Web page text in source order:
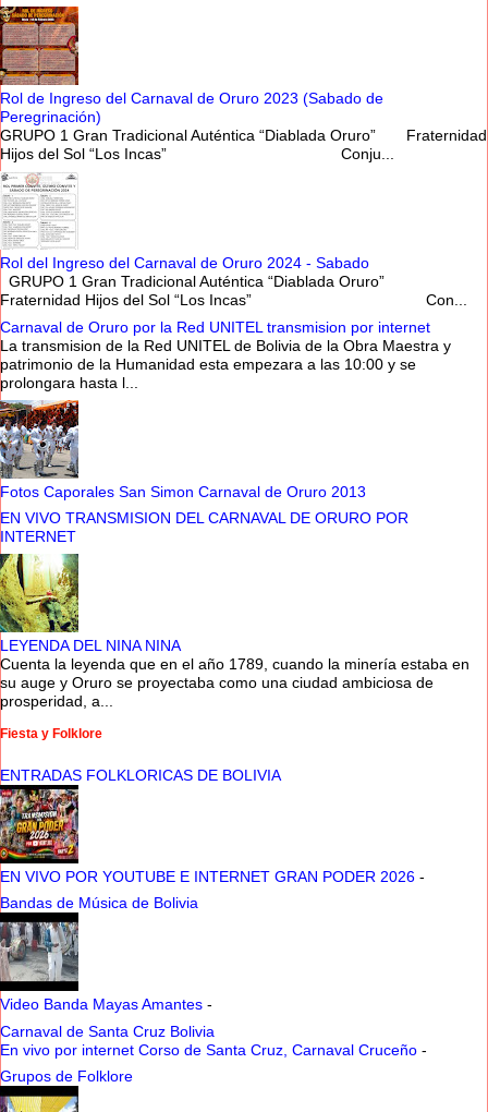
Rol de Ingreso del Carnaval de Oruro 2023 (Sabado de
Peregrinación)
GRUPO 1 Gran Tradicional Auténtica “Diablada Oruro” Fraternidad
Hijos del Sol “Los Incas” Conju...
Rol del Ingreso del Carnaval de Oruro 2024 - Sabado
GRUPO 1 Gran Tradicional Auténtica “Diablada Oruro”
Fraternidad Hijos del Sol “Los Incas” Con...
Carnaval de Oruro por la Red UNITEL transmision por internet
La transmision de la Red UNITEL de Bolivia de la Obra Maestra y
patrimonio de la Humanidad esta empezara a las 10:00 y se
prolongara hasta l...
Fotos Caporales San Simon Carnaval de Oruro 2013
EN VIVO TRANSMISION DEL CARNAVAL DE ORURO POR
INTERNET
LEYENDA DEL NINA NINA
Cuenta la leyenda que en el año 1789, cuando la minería estaba en
su auge y Oruro se proyectaba como una ciudad ambiciosa de
prosperidad, a...
Fiesta y Folklore
ENTRADAS FOLKLORICAS DE BOLIVIA
EN VIVO POR YOUTUBE E INTERNET GRAN PODER 2026 -
Bandas de Música de Bolivia
Video Banda Mayas Amantes -
Carnaval de Santa Cruz Bolivia
En vivo por internet Corso de Santa Cruz, Carnaval Cruceño -
Grupos de Folklore